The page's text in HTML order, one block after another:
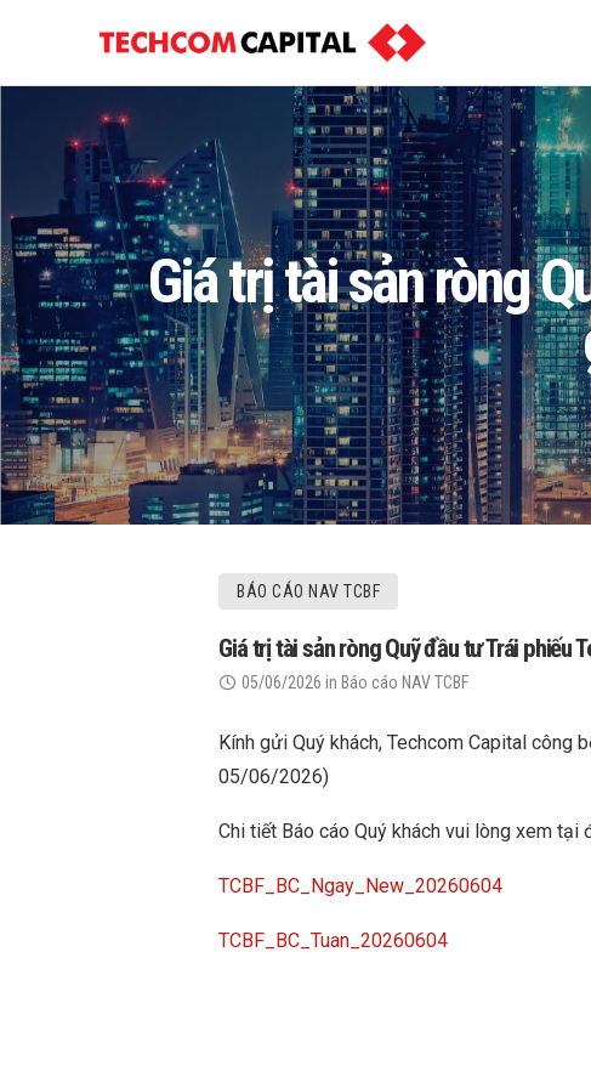
Giá trị tài sản ròng
BÁO CÁO NAV TCBF
Giá trị tài sản ròng Quỹ đầu tư Trái phiếu
05/06/2026 in Báo cáo NAV TCBF
Kính gửi Quý khách, Techcom Capital công
05/06/2026)
Chi tiết Báo cáo Quý khách vui lòng xem tại
TCBF_BC_Ngay_New_20260604
TCBF_BC_Tuan_20260604